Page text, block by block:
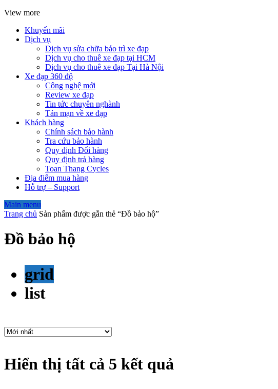
View more
Khuyến mãi
Dịch vụ
Dịch vụ sửa chữa bảo trì xe đạp
Dịch vụ cho thuê xe đạp tại HCM
Dịch vụ cho thuê xe đạp Tại Hà Nội
Xe đạp 360 độ
Công nghệ mới
Review xe đạp
Tin tức chuyên nghành
Tản mạn về xe đạp
Khách hàng
Chính sách bảo hành
Tra cứu bảo hành
Quy định Đổi hàng
Quy định trả hàng
Toan Thang Cycles
Địa điểm mua hàng
Hỗ trợ – Support
Main menu
Trang chủ Sản phẩm được gắn thẻ “Đồ bảo hộ”
Đồ bảo hộ
grid
list
Hiển thị tất cả 5 kết quả